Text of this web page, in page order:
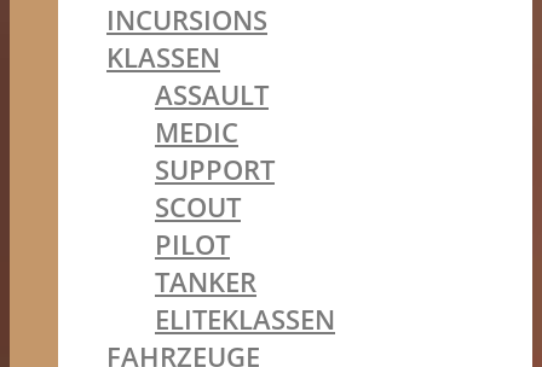
INCURSIONS
KLASSEN
ASSAULT
MEDIC
SUPPORT
SCOUT
PILOT
TANKER
ELITEKLASSEN
FAHRZEUGE